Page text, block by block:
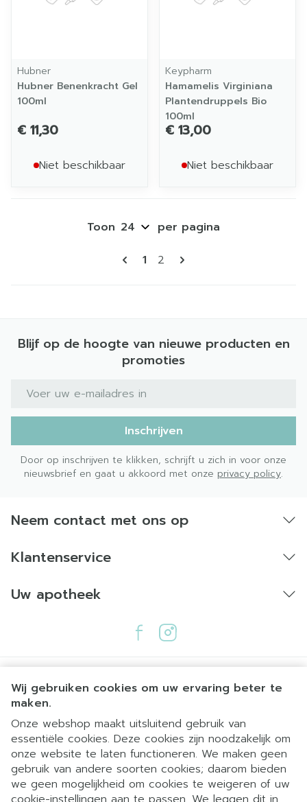
Wij gebruiken cookies om uw ervaring beter te
maken.
Onze webshop maakt uitsluitend gebruik van
essentiële cookies. Deze cookies zijn noodzakelijk om
onze website te laten functioneren. We maken geen
gebruik van andere soorten cookies; daarom bieden
we geen mogelijkheid om cookies te weigeren of uw
Hubner
Hubner Benenkracht Gel
100ml
€ 11,30
Niet beschikbaar
Keypharm
Hamamelis Virginiana
Plantendruppels Bio
100ml
€ 13,00
Niet beschikbaar
Pagina's
U lees momenteel pagina
1 Pagina
2
Toon per pagina
Blijf op de hoogte van nieuwe producten en
promoties
E-mail adres
Inschrijven
Door op inschrijven te klikken, schrijft u zich in voor onze
nieuwsbrief en gaat u akkoord met onze privacy policy.
Neem contact met ons op
Klantenservice
Uw apotheek
Juridische links